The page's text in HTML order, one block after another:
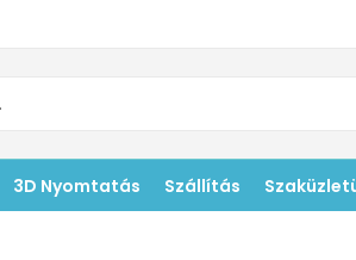
3D Nyomtatás Szállítás